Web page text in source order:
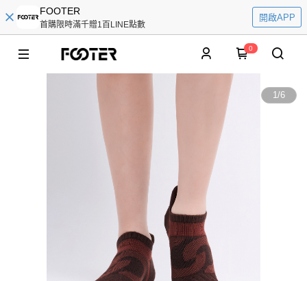
FOOTER
首購限時滿千贈1百LINE點數
開啟APP
0
1/6